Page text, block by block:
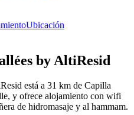
Ubicación
by AltiResid
está a 31 km de Capilla
y ofrece alojamiento con wifi
de hidromasaje y al hammam.